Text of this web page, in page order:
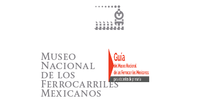
Museo
Nacional
de los
Ferrocarriles
Mexicanos